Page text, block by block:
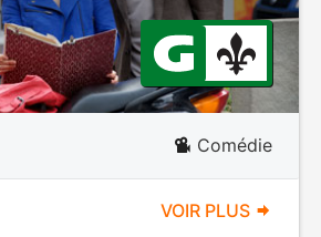
Comédie
VOIR PLUS